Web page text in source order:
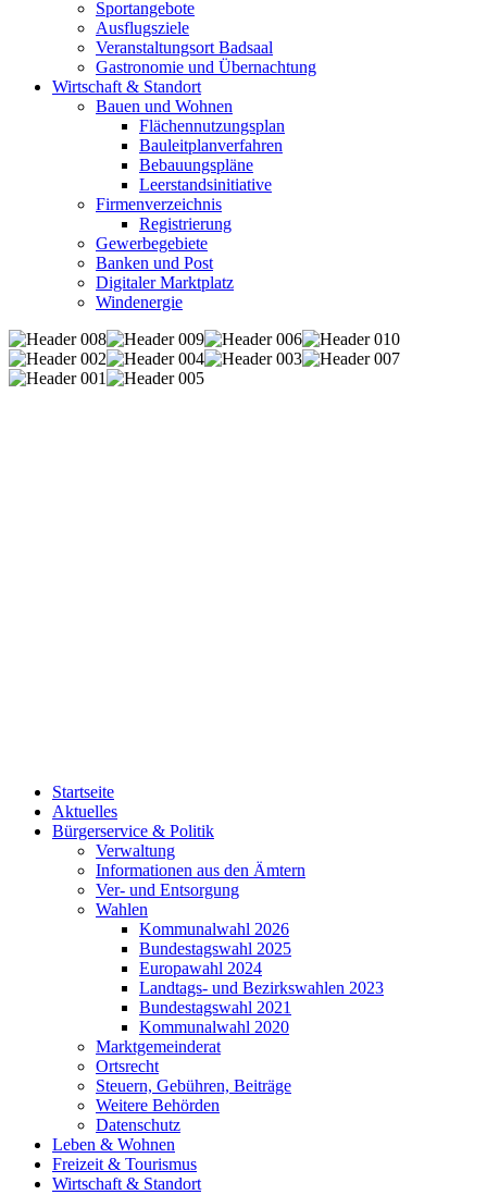
Sportangebote
Ausflugsziele
Veranstaltungsort Badsaal
Gastronomie und Übernachtung
Wirtschaft & Standort
Bauen und Wohnen
Flächennutzungsplan
Bauleitplanverfahren
Bebauungspläne
Leerstandsinitiative
Firmenverzeichnis
Registrierung
Gewerbegebiete
Banken und Post
Digitaler Marktplatz
Windenergie
Startseite
Aktuelles
Bürgerservice & Politik
Verwaltung
Informationen aus den Ämtern
Ver- und Entsorgung
Wahlen
Kommunalwahl 2026
Bundestagswahl 2025
Europawahl 2024
Landtags- und Bezirkswahlen 2023
Bundestagswahl 2021
Kommunalwahl 2020
Marktgemeinderat
Ortsrecht
Steuern, Gebühren, Beiträge
Weitere Behörden
Datenschutz
Leben & Wohnen
Freizeit & Tourismus
Wirtschaft & Standort